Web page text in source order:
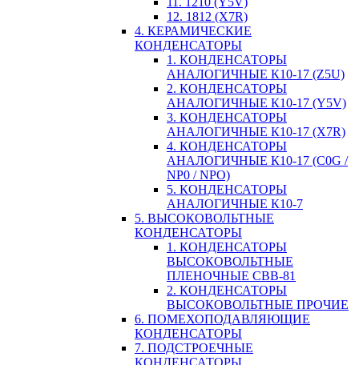
12. 1812 (X7R)
4. КЕРАМИЧЕСКИЕ
КОНДЕНСАТОРЫ
1. КОНДЕНСАТОРЫ
АНАЛОГИЧНЫЕ К10-17 (Z5U)
2. КОНДЕНСАТОРЫ
АНАЛОГИЧНЫЕ К10-17 (Y5V)
3. КОНДЕНСАТОРЫ
АНАЛОГИЧНЫЕ К10-17 (X7R)
4. КОНДЕНСАТОРЫ
АНАЛОГИЧНЫЕ К10-17 (C0G /
NP0 / NPO)
5. КОНДЕНСАТОРЫ
АНАЛОГИЧНЫЕ К10-7
5. ВЫСОКОВОЛЬТНЫЕ
КОНДЕНСАТОРЫ
1. КОНДЕНСАТОРЫ
ВЫСОКОВОЛЬТНЫЕ
ПЛЕНОЧНЫЕ CBB-81
2. КОНДЕНСАТОРЫ
ВЫСОКОВОЛЬТНЫЕ ПРОЧИЕ
6. ПОМЕХОПОДАВЛЯЮЩИЕ
КОНДЕНСАТОРЫ
7. ПОДСТРОЕЧНЫЕ
КОНДЕНСАТОРЫ